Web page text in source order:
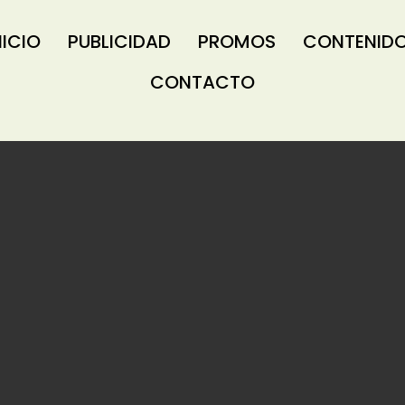
PUBLICIDAD PROMOS
CONTACTO